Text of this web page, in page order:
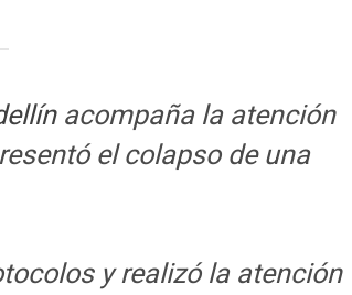
acompaña la atención
el colapso de una
y realizó la atención